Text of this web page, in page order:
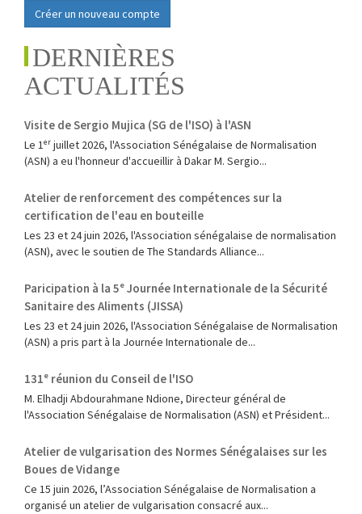
Créer un nouveau compte
DERNIÈRES
ACTUALITÉS
Visite de Sergio Mujica (SG de l'ISO) à l'ASN
Le 1ᵉʳ juillet 2026, l'Association Sénégalaise de Normalisation
(ASN) a eu l'honneur d'accueillir à Dakar M. Sergio...
Atelier de renforcement des compétences sur la
certification de l'eau en bouteille
Les 23 et 24 juin 2026, l'Association sénégalaise de normalisation
(ASN), avec le soutien de The Standards Alliance...
Paricipation à la 5ᵉ Journée Internationale de la Sécurité
Sanitaire des Aliments (JISSA)
‎Les 23 et 24 juin 2026, l'Association Sénégalaise de Normalisation
(ASN) a pris part à la Journée Internationale de...
131ᵉ réunion du Conseil de l'ISO
M. Elhadji Abdourahmane Ndione, Directeur général de
l'Association Sénégalaise de Normalisation (ASN) et Président...
Atelier de vulgarisation des Normes Sénégalaises sur les
Boues de Vidange
Ce 15 juin 2026, l’Association Sénégalaise de Normalisation a
organisé un atelier de vulgarisation consacré aux...